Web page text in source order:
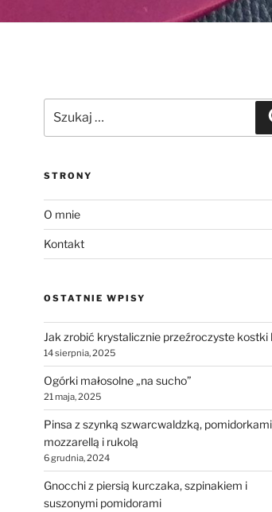
STRONY
O mnie
Kontakt
OSTATNIE WPISY
Jak zrobić krystalicznie przeźroczyste kostki
14 sierpnia, 2025
Ogórki małosolne „na sucho”
21 maja, 2025
Pinsa z szynką szwarcwaldzką,
mozzarellą i rukolą
6 grudnia, 2024
Gnocchi z piersią kurczaka, szpinakiem i
suszonymi pomidorami